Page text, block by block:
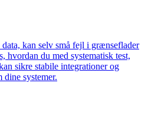
kan selv små fejl i grænseflader
hvordan du med systematisk test,
sikre stabile integrationer og
systemer.